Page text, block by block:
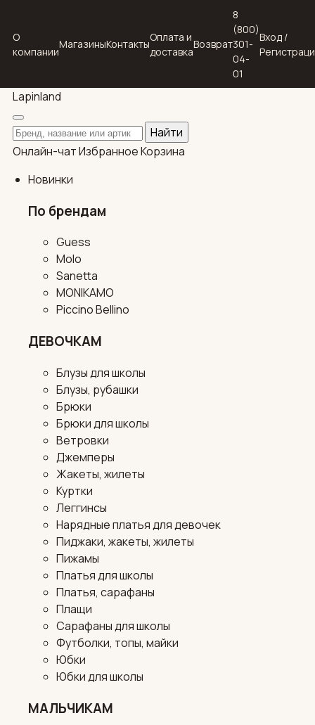
О
компании
МагазиныКонтакты
Оплата и
доставка
Возврат
8
(800)
301-
04-
01
Вход /
Lapinland
Поиск по каталогу
Найти
Онлайн-чатИзбранноеКорзина
Новинки
По брендам
Guess
Molo
Sanetta
MONIKAMO
Piccino Bellino
ДЕВОЧКАМ
Блузы для школы
Блузы, рубашки
Брюки
Брюки для школы
Ветровки
Джемперы
Жакеты, жилеты
Куртки
Леггинсы
Нарядные платья для девочек
Пиджаки, жакеты, жилеты
Пижамы
Платья для школы
Платья, сарафаны
Плащи
Сарафаны для школы
Футболки, топы, майки
Юбки
Юбки для школы
МАЛЬЧИКАМ